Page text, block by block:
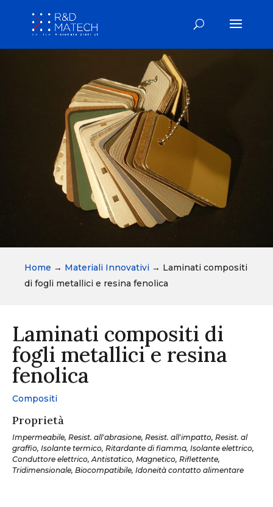
Home → Materiali Innovativi → Laminati compositi
di fogli metallici e resina fenolica
Laminati compositi di
fogli metallici e resina
fenolica
Compositi
Proprietà
Impermeabile, Resist. all'abrasione, Resist. all'impatto, Resist. al
graffio, Isolante termico, Ritardante di fiamma, Isolante elettrico,
Conduttore elettrico, Antistatico, Magnetico, Riflettente,
Tridimensionale, Biocompatibile, Idoneità contatto alimentare